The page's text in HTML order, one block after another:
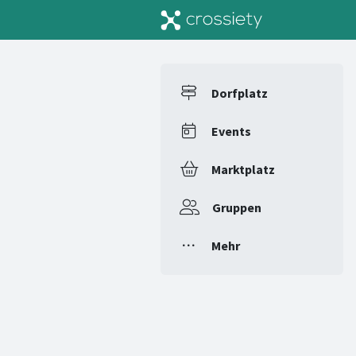
Dorfplatz
Events
Marktplatz
Gruppen
Mehr